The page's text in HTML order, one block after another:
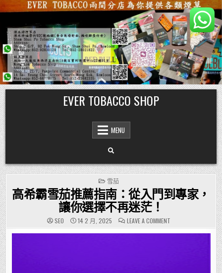
Skip
to
content
EVER TOBACCO SHOP
MENU
POSTED
IN
雪茄
高希霸雪茄推薦指南：從入門到專家，
讓你選擇不再迷茫！
SEO 14 2 月, 2025 LEAVE A COMMENTON
高
希